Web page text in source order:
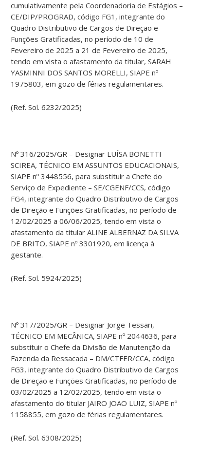
cumulativamente pela Coordenadoria de Estágios –
CE/DIP/PROGRAD, código FG1, integrante do
Quadro Distributivo de Cargos de Direção e
Funções Gratificadas, no período de 10 de
Fevereiro de 2025 a 21 de Fevereiro de 2025,
tendo em vista o afastamento da titular, SARAH
YASMINNI DOS SANTOS MORELLI, SIAPE nº
1975803, em gozo de férias regulamentares.
(Ref. Sol. 6232/2025)
Nº 316/2025/GR – Designar LUÍSA BONETTI
SCIREA, TÉCNICO EM ASSUNTOS EDUCACIONAIS,
SIAPE nº 3448556, para substituir a Chefe do
Serviço de Expediente – SE/CGENF/CCS, código
FG4, integrante do Quadro Distributivo de Cargos
de Direção e Funções Gratificadas, no período de
12/02/2025 a 06/06/2025, tendo em vista o
afastamento da titular ALINE ALBERNAZ DA SILVA
DE BRITO, SIAPE nº 3301920, em licença à
gestante.
(Ref. Sol. 5924/2025)
Nº 317/2025/GR – Designar Jorge Tessari,
TÉCNICO EM MECÂNICA, SIAPE nº 2044636, para
substituir o Chefe da Divisão de Manutenção da
Fazenda da Ressacada – DM/CTFER/CCA, código
FG3, integrante do Quadro Distributivo de Cargos
de Direção e Funções Gratificadas, no período de
03/02/2025 a 12/02/2025, tendo em vista o
afastamento do titular JAIRO JOAO LUIZ, SIAPE nº
1158855, em gozo de férias regulamentares.
(Ref. Sol. 6308/2025)